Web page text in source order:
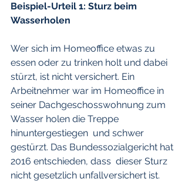
Beispiel-Urteil 1: Sturz beim
Wasserholen
Wer sich im Homeoffice etwas zu
essen oder zu trinken holt und dabei
stürzt, ist nicht versichert. Ein
Arbeitnehmer war im Homeoffice in
seiner Dachgeschosswohnung zum
Wasser holen die Treppe
hinuntergestiegen  und schwer
gestürzt. Das Bundessozialgericht hat
2016 entschieden, dass  dieser Sturz
nicht gesetzlich unfallversichert ist.